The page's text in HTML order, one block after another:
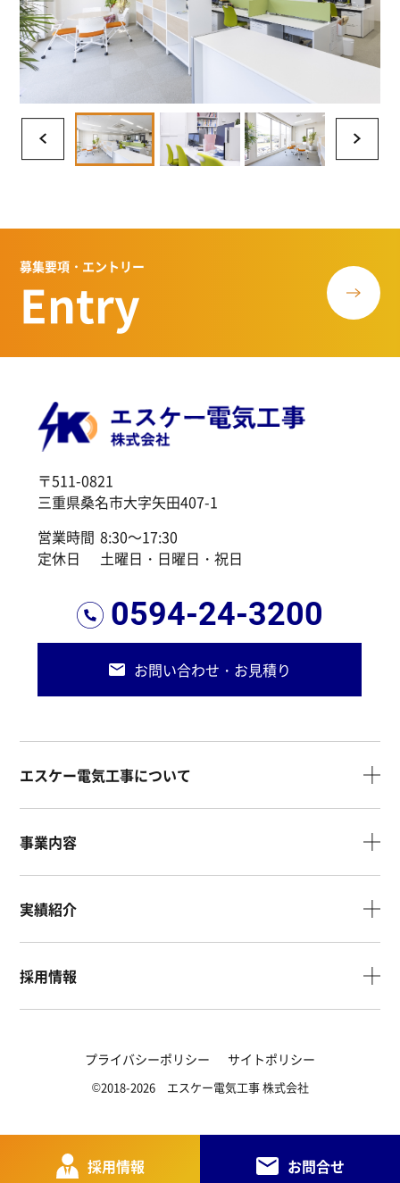
採用情報 お問合せ
募集要項・エントリー
Entry
〒511-0821
三重県桑名市大字矢田407-1
営業時間 8:30～17:30
定休日
土曜日・日曜日・祝日
0594-24-3200
お問い合わせ・お見積り
エスケー電気工事について
事業内容
実績紹介
採用情報
プライバシーポリシー サイトポリシー
©2018-2026 エスケー電気工事 株式会社